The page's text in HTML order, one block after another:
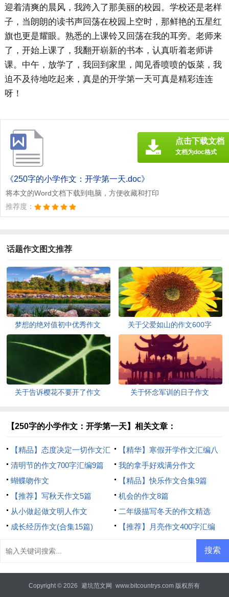
迎着清爽的晨风，我跨入了那美丽的校园。学校还是老样
子，当朗朗的读书声回荡在校园上空时，那鲜艳的五星红
旗也更是耀眼。熟悉的上课铃又回荡在我的耳旁。老师来
了，开始上课了，我翻开崭新的书本，认真听着老师讲
课。中午，放学了，我回到家里，闻见香喷喷的饭菜，我
迫不及待地吃起来，真是的开学第一天可真是精彩连连
呀！
《250字的小学作文：开学第一天.doc》
将本文的Word文档下载到电脑，方便收藏和打印
推荐度：
点击下载文档
文档为doc格式
话题作文图文推荐
梦想的绝对值初中优秀作文 关于父爱如山的作文600字
关于告诉樱花不要开了作文 关于怀念军训的日子作文
【250字的小学作文：开学第一天】相关文章：
【精品】态度决定一切作文汇
编9篇
【精华】寒假开学作文汇编八
篇
清明节的作文700字汇编9篇
我的拿手好戏满分作文
蝴蝶吻作文
【精品】快乐作文合集9篇
【推荐】写秋天作文5篇
机会的作文8篇
从小做起做文明人作文
二年级描写冬天的作文精选
成长经历作文(合集15篇)
【推荐】月亮作文400字汇编
Copyright © 2026 避坑范文网 www.bitcountrys.com 版权所有